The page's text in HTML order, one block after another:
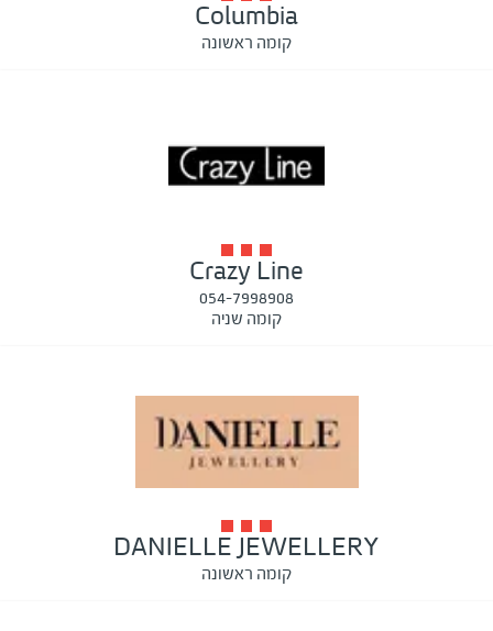
Columbia
קומה ראשונה
Crazy Line
054-7998908
קומה שניה
DANIELLE JEWELLERY
קומה ראשונה